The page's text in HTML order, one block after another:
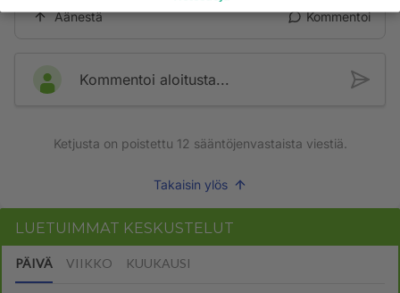
Äänestä Kommentoi
Kommentoi aloitusta...
Ketjusta on poistettu 12 sääntöjenvastaista viestiä.
Takaisin ylös
LUETUIMMAT KESKUSTELUT
PÄIVÄ VIIKKO KUUKAUSI